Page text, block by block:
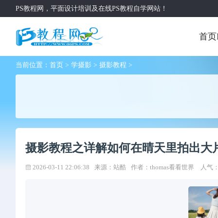
PS教程网，平面设计培训及在线PS教程自学网站！
首页
当前位置： 首页 > 学摄影 > 摄影教程 >
摄影教程之详解如何在晴天里拍出大
2026-03-11 22:06:38 来源：站酷 作者： thomas看看世界 人气